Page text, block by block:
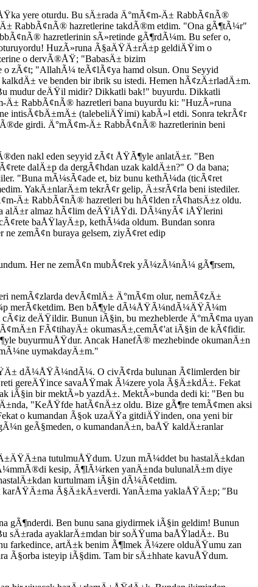
yere oturdu. Bu sÄ±rada Ä°mÃ¢m-Ä± RabbÃ¢nÃ®
RabbÃ¢nÃ® hazretlerine takdÃ®m etdim. "Ona gÃ¶tÃ¼r"
hazretlerinin sÃ»retinde gÃ¶rdÃ¼m. Bu sefer o,
HuzÃ»runa Ã§aÄŸÄ±rÄ±p geldiÄŸim o
o dervÃ®ÅŸ; "BabasÄ± bizim
zÃ¢t; "AllahÃ¼ teÃ¢lÃ¢ya hamd olsun. Onu Seyyid
ve benden bir ibrik su istedi. Hemen hÃ¢zÄ±rladÄ±m.
deÄŸil midir? Dikkatli bak!" buyurdu. Dikkatli
RabbÃ¢nÃ® hazretleri bana buyurdu ki: "HuzÃ»runa
intisÃ¢bÄ±mÄ± (talebeliÄŸimi) kabÃ»l etdi. Sonra tekrÃ¢r
girdi. Ä°mÃ¢m-Ä± RabbÃ¢nÃ® hazretlerinin beni
nakl eden seyyid zÃ¢t ÅŸÃ¶yle anlatÄ±r. "Ben
dalÄ±p da dergÃ¢hdan uzak kaldÄ±n?" O da bana;
"Buna mÃ¼sÃ¢ade et, biz bunu kethÃ¼da (ticÃ¢ret
YakÄ±nlarÄ±m tekrÃ¢r gelip, Ä±srÃ¢rla beni istediler.
Ä± RabbÃ¢nÃ® hazretleri bu hÃ¢lden rÃ¢hatsÄ±z oldu.
alÄ±r almaz hÃ¢lim deÄŸiÅŸdi. DÃ¼nyÃ¢ iÅŸlerini
baÅŸlayÄ±p, kethÃ¼da oldum. Bundan sonra
zemÃ¢n buraya gelsem, ziyÃ¢ret edip
Her ne zemÃ¢n mubÃ¢rek yÃ¼zÃ¼nÃ¼ gÃ¶rsem,
nemÃ¢zlarda devÃ¢mlÄ± Ä°mÃ¢m olur, nemÃ¢zÄ±
merÃ¢ketdim. Ben bÃ¶yle dÃ¼ÅŸÃ¼ndÃ¼ÄŸÃ¼m
deÄŸildir. Bunun iÃ§in, bu mezheblerde Ä°mÃ¢ma uyan
FÃ¢tihayÄ± okumasÄ±,cemÃ¢'at iÃ§in de kÃ¢fidir.
buyurmuÅŸdur. Ancak HanefÃ® mezhebinde okumanÄ±n
uymakdayÄ±m."
dÃ¼ÅŸÃ¼ndÃ¼. O civÃ¢rda bulunan Ã¢limlerden bir
gereÄŸince savaÅŸmak Ã¼zere yola Ã§Ä±kdÄ±. Fekat
iÃ§in bir mektÃ»b yazdÄ±. MektÃ»bunda dedi ki: "Ben bu
"KeÅŸfde hatÃ¢nÄ±z oldu. Bize gÃ¶re temÃ¢men aksi
o kumandan Ã§ok uzaÄŸa gitdiÄŸinden, ona yeni bir
geÃ§meden, o kumandanÄ±n, baÅŸ kaldÄ±ranlar
tutulmuÅŸdum. Uzun mÃ¼ddet bu hastalÄ±kdan
kesip, Ã¶lÃ¼rken yanÄ±nda bulunalÄ±m diye
kurtulmam iÃ§in dÃ¼Ã¢etdim.
Ã§Ä±kÄ±verdi. YanÄ±ma yaklaÅŸÄ±p; "Bu
Ben bunu sana giydirmek iÃ§in geldim! Bunun
sÄ±rada ayaklarÄ±mdan bir soÄŸuma baÅŸladÄ±. Bu
artÄ±k benim Ã¶lmek Ã¼zere olduÄŸumu zan
isteyip iÃ§dim. Tam bir sÄ±hhate kavuÅŸdum.